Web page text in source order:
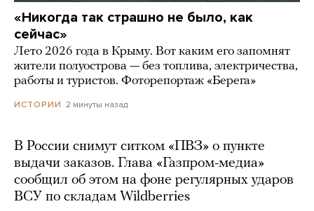
«Никогда так страшно не было, как
сейчас»
Лето 2026 года в Крыму. Вот каким его запомнят
жители полуострова — без топлива, электричества,
работы и туристов. Фоторепортаж «Берега»
ИСТОРИИ 2 минуты назад
В России снимут ситком «ПВЗ» о пункте
выдачи заказов. Глава «Газпром-медиа»
сообщил об этом на фоне регулярных ударов
ВСУ по складам Wildberries